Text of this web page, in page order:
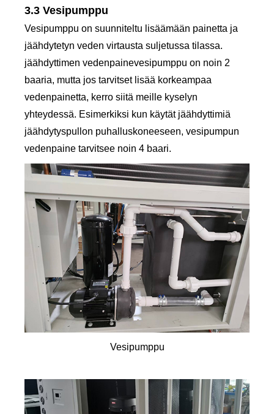
3.3 Vesipumppu
Vesipumppu on suunniteltu lisäämään painetta ja
jäähdytetyn veden virtausta suljetussa tilassa.
jäähdyttimen vedenpainevesipumppu on noin 2
baaria, mutta jos tarvitset lisää korkeampaa
vedenpainetta, kerro siitä meille kyselyn
yhteydessä. Esimerkiksi kun käytät jäähdyttimiä
jäähdytyspullon puhalluskoneeseen, vesipumpun
vedenpaine tarvitsee noin 4 baari.
Vesipumppu